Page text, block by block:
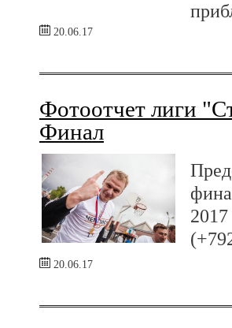
20.06.17
Фотоотчет лиги
Финал
20.06.17